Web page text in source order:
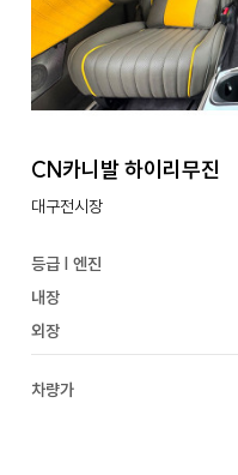
CN카니발 하이리무진
대구전시장
등급 | 엔진
내장
외장
차량가